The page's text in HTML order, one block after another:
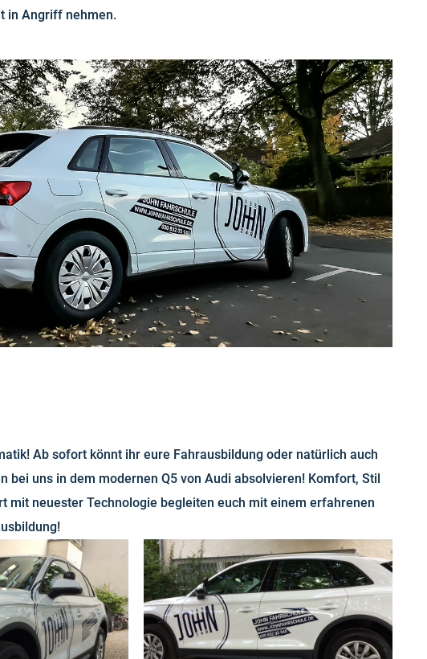
in Angriff nehmen.
Ab sofort könnt ihr eure Fahrausbildung oder natürlich auch
bei uns in dem modernen Q5 von Audi absolvieren! Komfort, Stil
mit neuester Technologie begleiten euch mit einem erfahrenen